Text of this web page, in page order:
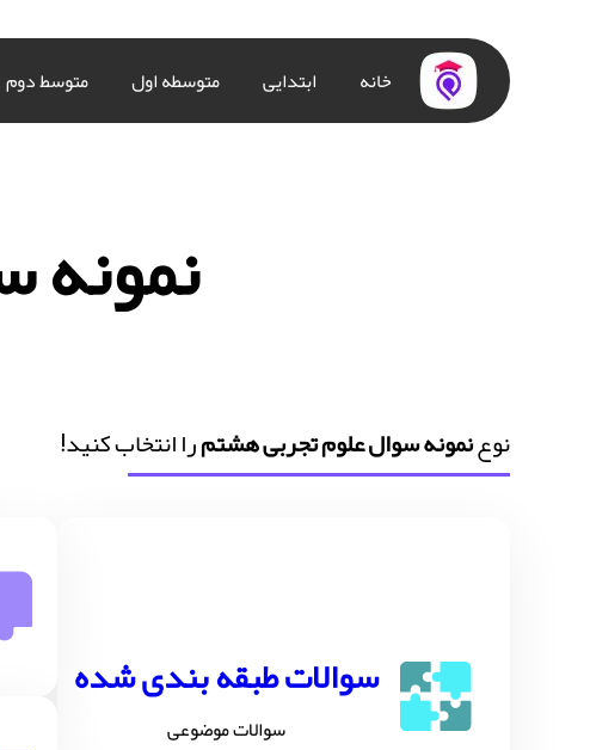
خانه ابتدایی متوسطه اول متوسط دوم
نوعنمونه سوال علوم تجربی هشتمرا انتخاب کنید!
سوالات طبقه بندی شده
سوالات موضوعی